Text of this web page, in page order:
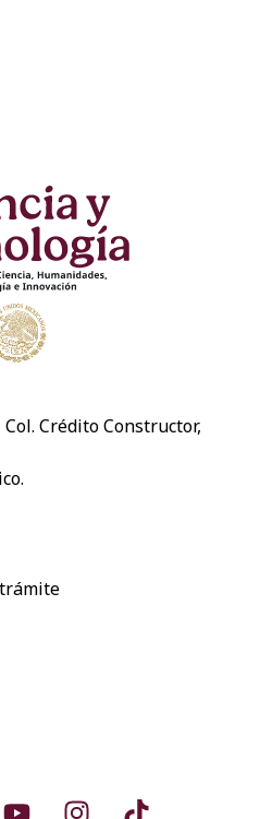
Crédito Constructor,